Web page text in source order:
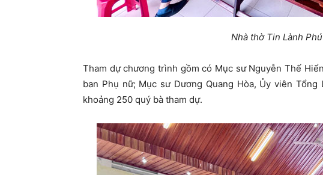
Nhà thờ Tin Lành
Tham dự chương trình gồm có Mục sư Nguyễn Thế
ban Phụ nữ; Mục sư Dương Quang Hòa, Ủy viên
khoảng 250 quý bà tham dự.